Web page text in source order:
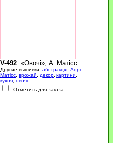
V-492: «Овочі», А. Матісс
Другие вышивки: абстракція Анрі
Матісс врожай декор картини
кухня овочі
Отметить для заказа